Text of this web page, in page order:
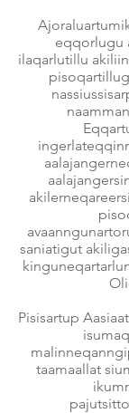
eqqorlugu
ilaqarlutillu
saniatigut
Pisisartup
taamaallat